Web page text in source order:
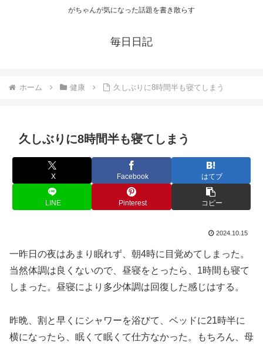
がちゃんが気になった話題を書き散らす
毎日日記
ホーム 健康 久しぶりに8時間半も寝てしまう
久しぶりに8時間半も寝てしまう
X Facebook はてブ
LINE Pinterest コピー
2024.10.15
一昨日の夜はあまり眠れず、朝4時に目覚めてしまった。
当然体調は良くないので、昼寝をとったら、1時間も寝て
しまった。昼寝により多少体調は回復した感じはする。
昨晩、割と早くにシャワーを浴びて、ベッドに21時半に
横になったら、眠くて眠くて仕方なかった。もちろん、母